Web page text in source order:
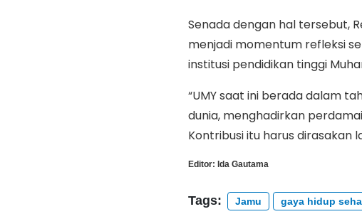
Senada dengan hal tersebut,
menjadi momentum refleksi
institusi pendidikan tinggi
“UMY saat ini berada dalam
dunia, menghadirkan
Kontribusi itu harus dirasakan
Editor: Ida Gautama
Tags: Jamu gaya hidup